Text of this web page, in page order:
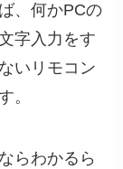
、何かPCの
字入力をす
いリモコン
。
らわかるら